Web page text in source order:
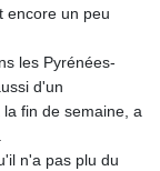
encore un peu
les Pyrénées-
d'un
fin de semaine, a
n'a pas plu du